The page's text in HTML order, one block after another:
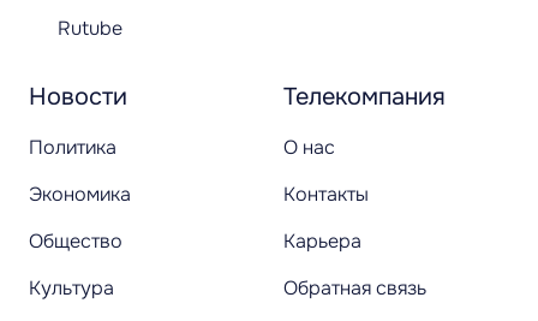
Новости
Политика
Экономика
Общество
Культура
Телекомпания
О нас
Контакты
Карьера
Обратная связь
Rutube